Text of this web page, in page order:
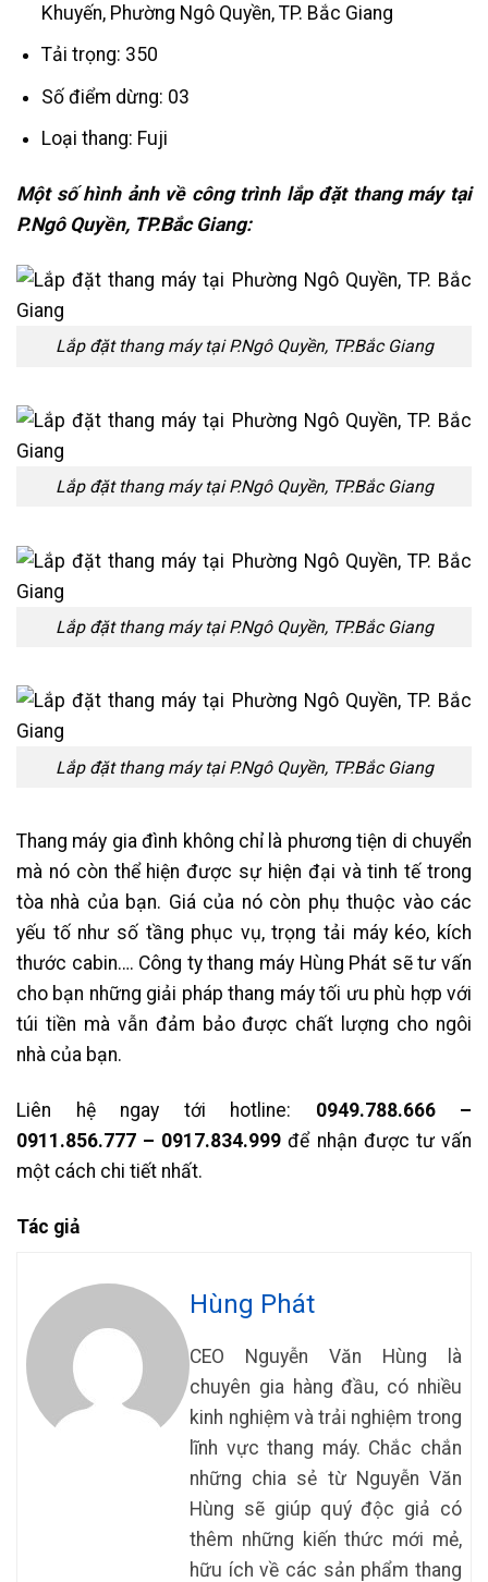
Khuyến, Phường Ngô Quyền, TP. Bắc Giang
Tải trọng: 350
Số điểm dừng: 03
Loại thang: Fuji
Một số hình ảnh về công trình lắp đặt thang máy tại
P.Ngô Quyền, TP.Bắc Giang:
Lắp đặt thang máy tại P.Ngô Quyền, TP.Bắc Giang
Lắp đặt thang máy tại P.Ngô Quyền, TP.Bắc Giang
Lắp đặt thang máy tại P.Ngô Quyền, TP.Bắc Giang
Lắp đặt thang máy tại P.Ngô Quyền, TP.Bắc Giang
Thang máy gia đình không chỉ là phương tiện di chuyển
mà nó còn thể hiện được sự hiện đại và tinh tế trong
tòa nhà của bạn. Giá của nó còn phụ thuộc vào các
yếu tố như số tầng phục vụ, trọng tải máy kéo, kích
thước cabin…. Công ty thang máy Hùng Phát sẽ tư vấn
cho bạn những giải pháp thang máy tối ưu phù hợp với
túi tiền mà vẫn đảm bảo được chất lượng cho ngôi
nhà của bạn.
Liên hệ ngay tới hotline: 0949.788.666 –
0911.856.777 – 0917.834.999để nhận được tư vấn
một cách chi tiết nhất.
Tác giả
Hùng Phát
CEO Nguyễn Văn Hùng là
chuyên gia hàng đầu, có nhiều
kinh nghiệm và trải nghiệm trong
lĩnh vực thang máy. Chắc chắn
những chia sẻ từ Nguyễn Văn
Hùng sẽ giúp quý độc giả có
thêm những kiến thức mới mẻ,
hữu ích về các sản phẩm thang